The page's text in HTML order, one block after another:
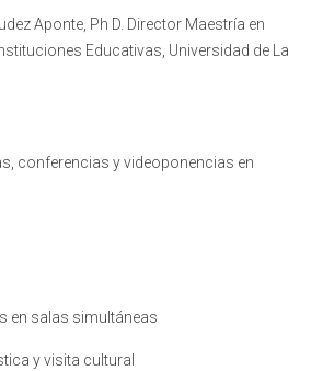
Aponte, Ph D. Director Maestría en
Educativas, Universidad de La
conferencias y videoponencias en
en salas simultáneas
y visita cultural